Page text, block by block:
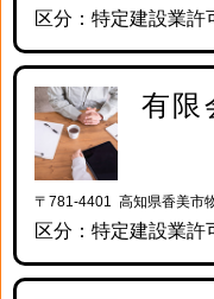
区分：特定建設業許
有限
〒781-4401 高知県香美市
区分：特定建設業許